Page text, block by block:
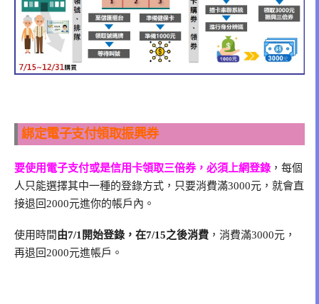
綁定電子支付領取振興券
要使用電子支付或是信用卡領取三倍券，必須上網登錄 ，每個
人只能選擇其中一種的登錄方式，只要消費滿3000元，就會直
接退回2000元進你的帳戶內。
使用時間由7/1開始登錄，在7/15之後消費 ，消費滿3000元，
再退回2000元進帳戶。